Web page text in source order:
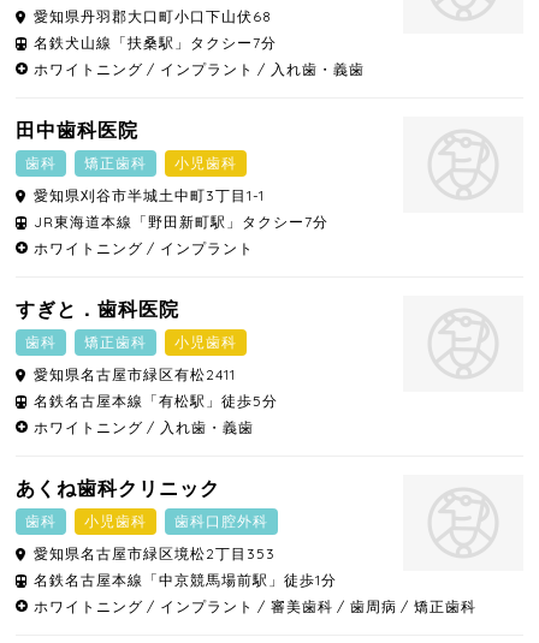
愛知県丹羽郡大口町小口下山伏68
名鉄犬山線「扶桑駅」タクシー7分
ホワイトニング
インプラント 入れ歯・義歯
田中歯科医院
歯科 矯正歯科
小児歯科
愛知県刈谷市半城土中町3丁目1-1
JR東海道本線「野田新町駅」タクシー7分
ホワイトニング
インプラント
すぎと．歯科医院
歯科 矯正歯科
小児歯科
愛知県名古屋市緑区有松2411
名鉄名古屋本線「有松駅」徒歩5分
ホワイトニング
入れ歯・義歯
あくね歯科クリニック
歯科 小児歯科
歯科口腔外科
愛知県名古屋市緑区境松2丁目353
名鉄名古屋本線「中京競馬場前駅」徒歩1分
ホワイトニング
インプラント 審美歯科 歯周病 矯正歯科